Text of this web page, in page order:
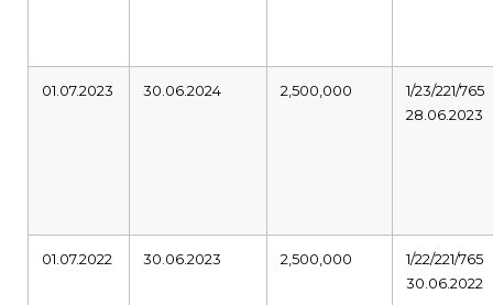
01.07.2023 30.06.2024 2,500,000
1/23/221/765
28.06.2023
01.07.2022 30.06.2023 2,500,000
1/22/221/765
30.06.2022